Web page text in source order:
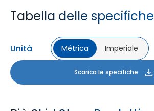
Tabella delle specifiche
Unità Métrica Imperiale
Scarica le specifiche